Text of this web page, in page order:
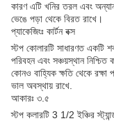
কারণ এটি খনির তরল এবং
ভেঙে পড়া থেকে বিরত রাখে।
প্যাকেজিংঃ কার্টন বক্স
স্টপ কোলারটি সাধারণত একটি
পরিবহন এবং সঞ্চয়স্থান নিশ্চিত
কোনও বাহ্যিক ক্ষতি থেকে
ভাল অবস্থায় রাখে.
আকারঃ ৩.৫
স্টপ কলারটি 3 1/2 ইঞ্চির